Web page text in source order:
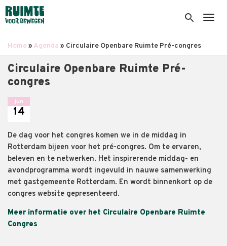
Overslaan
en
inhoud
gaan
search
Kruimelpad
Home Agenda Circulaire Openbare Ruimte Pré-congres
Circulaire Openbare Ruimte Pré-
congres
jun
14
De dag voor het congres komen we in de middag in
Rotterdam bijeen voor het pré-congres. Om te ervaren,
beleven en te netwerken. Het inspirerende middag- en
avondprogramma wordt ingevuld in nauwe samenwerking
met gastgemeente Rotterdam. En wordt binnenkort op de
congres website gepresenteerd.
Meer informatie over het Circulaire Openbare Ruimte
Congres